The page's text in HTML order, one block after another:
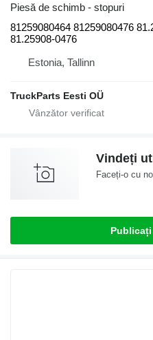
Piesă de schimb - stopuri
81259080464 81259080476
81.25908-0476
Estonia, Tallinn
TruckParts Eesti OÜ
Vindeți
Faceți-o cu